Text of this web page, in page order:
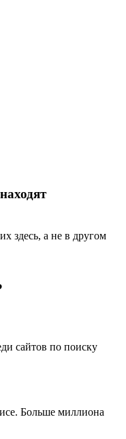
здесь, а не в другом
сайтов по поиску
Больше миллиона